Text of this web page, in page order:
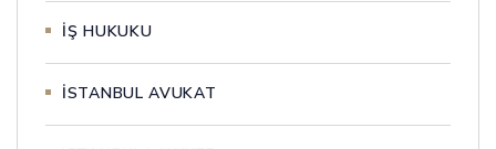
İŞ HUKUKU
İSTANBUL AVUKAT